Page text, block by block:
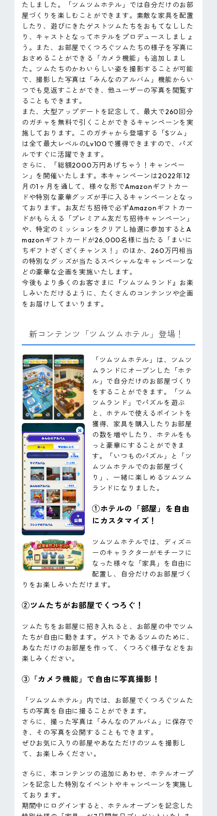
たしました。「ツムツムホテル」では自分だけのお部
屋づくりを楽しむことができます。素敵な家具を配置
したり、遊びにきたゲストツムたちをおもてなしした
り、キャストとなってホテルをプロデュースしましょ
う。また、お部屋でくつろぐツムたちの様子を写真に
おさめることができる「カメラ機能」も追加しまし
た。ツムたちのかわいらしい姿を撮影することが可能
で、撮影した写真は「みんなのアルバム」機能からい
つでも見返すことができ、他ユーザーの写真を閲覧す
ることもできます。
また、大型アップデートを記念して、最大で260回分
のガチャを無料で引くことができるキャンペーンを実
施しております。このガチャから登場する「Sツム」
は全て最大レベルのLv100で獲得できますので、パズ
ルですぐに活躍できます。
さらに、「総額2000万円あげちゃう！キャンペー
ン」を開催いたします。本キャンペーンは2022年12
月の1ヶ月を通して、様々な形でAmazonギフトカー
ドや特別な豪華グッズが手に入るキャンペーンとなっ
ております。お友だち招待で必ずAmazonギフトカー
ドがもらえる「プレミアム友だち招待キャンペーン」
や、特定のミッションをクリアし抽選に参加するとA
mazonギフトカードが26,000名様に当たる「まいに
ちギフトざくざくチャンス！」のほか、260万円相当
の特別なグッズが当たるスペシャルなキャンペーンな
どの豪華な企画を実施いたします。
今後もより多くのお客さまに『ツムツムランド』お楽
しみいただけるように、たくさんのコンテンツや企画
をお届けしてまいります。
新コンテンツ「ツムツムホテル」登場！
「ツムツムホテル」は、ツムツ
ムランドにオープンした「ホテ
ル」で自分だけのお部屋づくり
をすることができます。「ツム
ツムランド」でパズルを遊ぶ
と、ホテルで使えるポイントを
獲得、家具を購入したりお部屋
の数を増やしたり、ホテルをも
っと豪華にすることができま
す。「いつものパズル」と「ツ
ムツムホテルでのお部屋づく
り」、一緒に楽しめるツムツム
ランドになりました。
①ホテルの「部屋」を自由
にカスタマイズ！
ツムツムホテルでは、ディズニ
ーのキャラクターがモチーフに
なった様々な「家具」を自由に
配置し、自分だけのお部屋づく
りをお楽しみいただけます。
②ツムたちがお部屋でくつろぐ！
ツムたちをお部屋に招き入れると、お部屋の中でツム
たちが自由に動きます。ゲストであるツムのために、
あなただけのお部屋を作って、くつろぐ様子などをお
楽しみください。
③「カメラ機能」で自由に写真撮影！
「ツムツムホテル」内では、お部屋でくつろぐツムた
ちの写真を自由に撮ることができます。
さらに、撮った写真は「みんなのアルバム」に保存で
き、その写真を公開することもできます。
ぜひお気に入りの部屋やあなただけのツムを撮影し
て、お楽しみください。
さらに、本コンテンツの追加にあわせ、ホテルオープ
ンを記念した特別なイベントやキャンペーンを実施し
ております。
期間中にログインすると、ホテルオープンを記念した